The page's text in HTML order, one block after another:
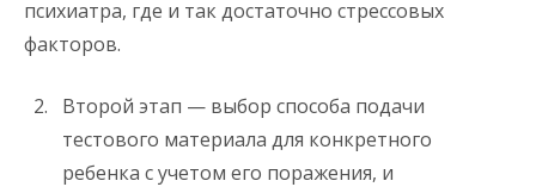
психиатра, где и так достаточно стрессовых
факторов.
Второй этап — выбор способа подачи
тестового материала для конкретного
ребенка с учетом его поражения, и